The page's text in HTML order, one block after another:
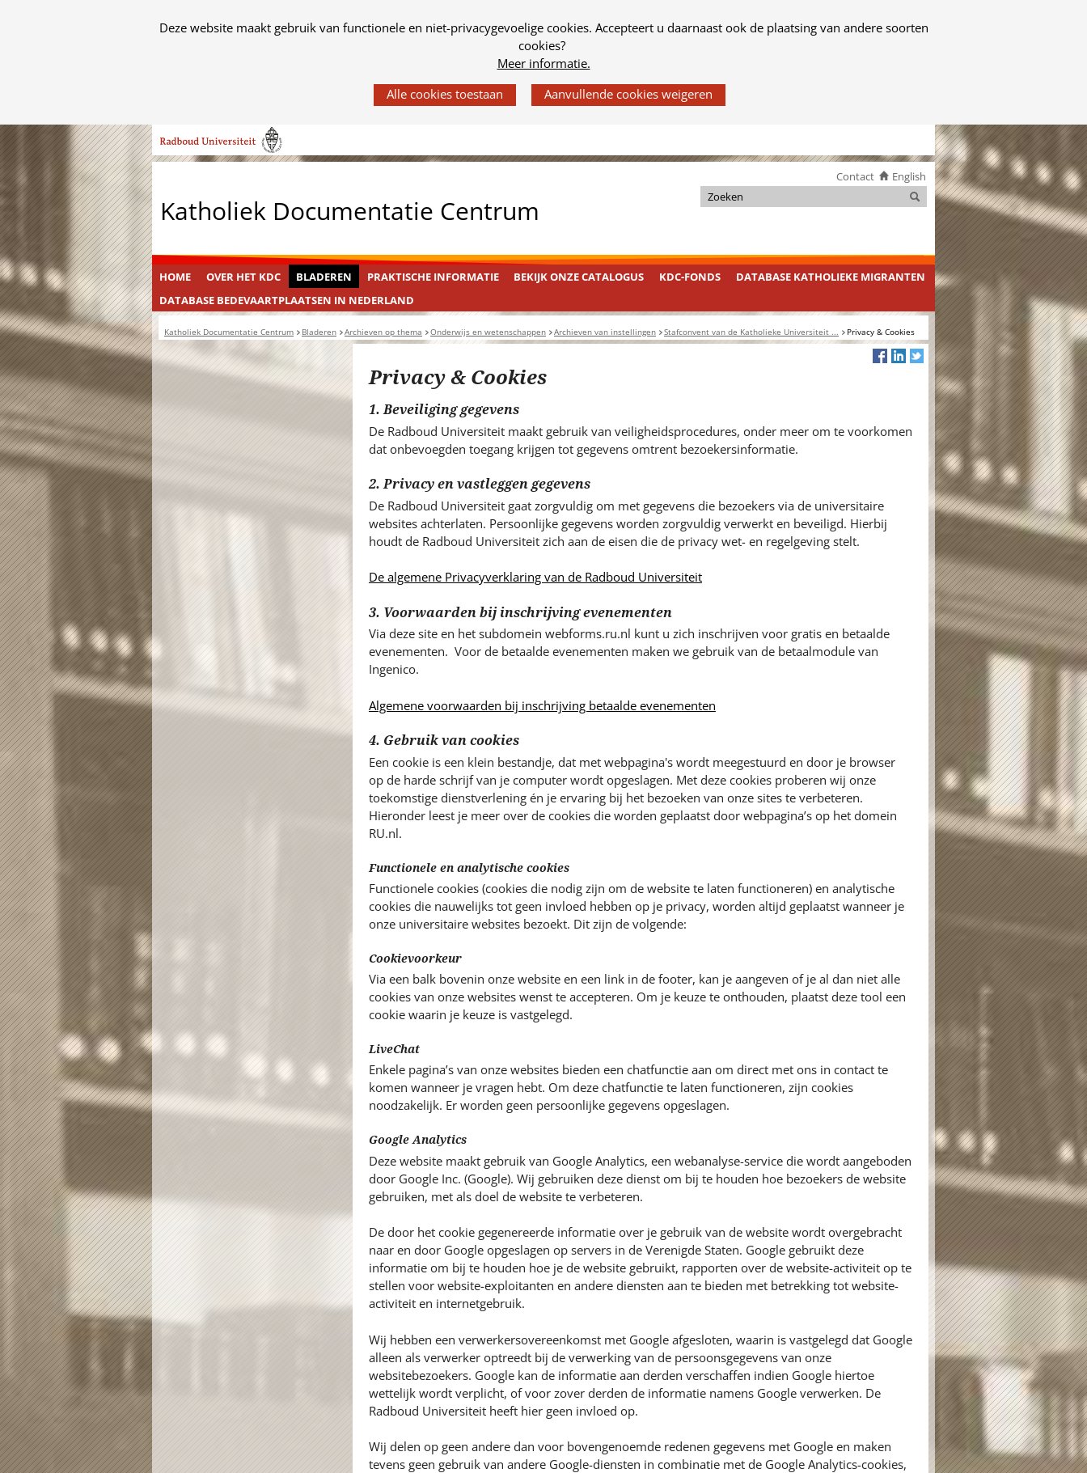
Cookies
Deze website maakt gebruik van functionele en niet-privacygevoelige cookies. Accepteert u daarnaast ook de plaatsing van andere soorten
cookies?
Meer informatie.
gebruik
van
op
deze
worden
toegestaan
geweigerd.
Ga
naar
de
inhoud
Katholiek Documentatie Centrum
Contact English
k
i
d
e
i
.
.
Zoeken
Zoeken
HOME OVER HET KDC BLADEREN PRAKTISCHE INFORMATIE BEKIJK ONZE CATALOGUS KDC-FONDS
DATABASE KATHOLIEKE MIGRANTEN
DATABASE BEDEVAARTPLAATSEN IN NEDERLAND
Katholiek Documentatie Centrum Bladeren Archieven op thema Onderwijs en wetenschappen Archieven van instellingen Stafconvent van de Katholieke Universiteit ... Privacy & Cookies
Privacy & Cookies
1. Beveiliging gegevens
De Radboud Universiteit maakt gebruik van veiligheidsprocedures, onder meer om te voorkomen
dat onbevoegden toegang krijgen tot gegevens omtrent bezoekersinformatie.
2. Privacy en vastleggen gegevens
De Radboud Universiteit gaat zorgvuldig om met gegevens die bezoekers via de universitaire
websites achterlaten. Persoonlijke gegevens worden zorgvuldig verwerkt en beveiligd. Hierbij
houdt de Radboud Universiteit zich aan de eisen die de privacy wet- en regelgeving stelt.
De algemene Privacyverklaring van de Radboud Universiteit
3. Voorwaarden bij inschrijving evenementen
Via deze site en het subdomein webforms.ru.nl kunt u zich inschrijven voor gratis en betaalde
evenementen. Voor de betaalde evenementen maken we gebruik van de betaalmodule van
Ingenico.
Algemene voorwaarden bij inschrijving betaalde evenementen
4. Gebruik van cookies
Een cookie is een klein bestandje, dat met webpagina's wordt meegestuurd en door je browser
op de harde schrijf van je computer wordt opgeslagen. Met deze cookies proberen wij onze
toekomstige dienstverlening én je ervaring bij het bezoeken van onze sites te verbeteren.
Hieronder leest je meer over de cookies die worden geplaatst door webpagina’s op het domein
RU.nl.
Functionele en analytische cookies
Functionele cookies (cookies die nodig zijn om de website te laten functioneren) en analytische
cookies die nauwelijks tot geen invloed hebben op je privacy, worden altijd geplaatst wanneer je
onze universitaire websites bezoekt. Dit zijn de volgende:
Cookievoorkeur
Via een balk bovenin onze website en een link in de footer, kan je aangeven of je al dan niet alle
cookies van onze websites wenst te accepteren. Om je keuze te onthouden, plaatst deze tool een
cookie waarin je keuze is vastgelegd.
LiveChat
Enkele pagina’s van onze websites bieden een chatfunctie aan om direct met ons in contact te
komen wanneer je vragen hebt. Om deze chatfunctie te laten functioneren, zijn cookies
noodzakelijk. Er worden geen persoonlijke gegevens opgeslagen.
Google Analytics
Deze website maakt gebruik van Google Analytics, een webanalyse-service die wordt aangeboden
door Google Inc. (Google). Wij gebruiken deze dienst om bij te houden hoe bezoekers de website
gebruiken, met als doel de website te verbeteren.
De door het cookie gegenereerde informatie over je gebruik van de website wordt overgebracht
naar en door Google opgeslagen op servers in de Verenigde Staten. Google gebruikt deze
informatie om bij te houden hoe je de website gebruikt, rapporten over de website-activiteit op te
stellen voor website-exploitanten en andere diensten aan te bieden met betrekking tot website-
activiteit en internetgebruik.
Wij hebben een verwerkersovereenkomst met Google afgesloten, waarin is vastgelegd dat Google
alleen als verwerker optreedt bij de verwerking van de persoonsgegevens van onze
websitebezoekers. Google kan de informatie aan derden verschaffen indien Google hiertoe
wettelijk wordt verplicht, of voor zover derden de informatie namens Google verwerken. De
Radboud Universiteit heeft hier geen invloed op.
Wij delen op geen andere dan voor bovengenoemde redenen gegevens met Google en maken
tevens geen gebruik van andere Google-diensten in combinatie met de Google Analytics-cookies,